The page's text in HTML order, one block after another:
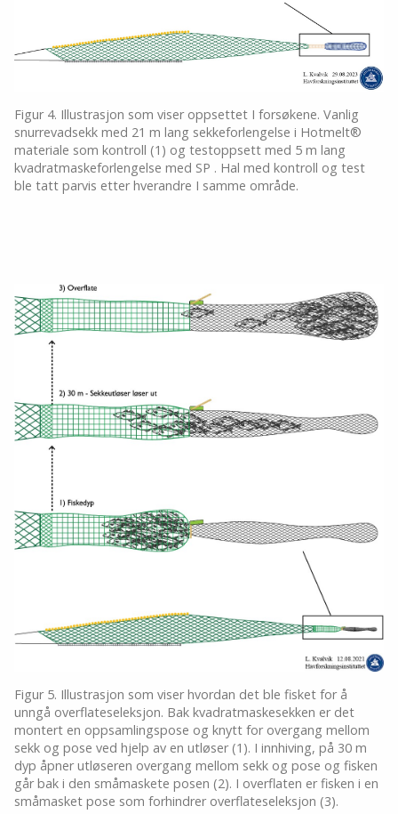
Figur 4. Illustrasjon som viser oppsettet I forsøkene. Vanlig
snurrevadsekk med 21 m lang sekkeforlengelse i Hotmelt®
materiale som kontroll (1) og testoppsett med 5 m lang
kvadratmaskeforlengelse med SP . Hal med kontroll og test
ble tatt parvis etter hverandre I samme område.
Figur 5. Illustrasjon som viser hvordan det ble fisket for å
unngå overflateseleksjon. Bak kvadratmaskesekken er det
montert en oppsamlingspose og knytt for overgang mellom
sekk og pose ved hjelp av en utløser (1). I innhiving, på 30 m
dyp åpner utløseren overgang mellom sekk og pose og fisken
går bak i den småmaskete posen (2). I overflaten er fisken i en
småmasket pose som forhindrer overflateseleksjon (3).